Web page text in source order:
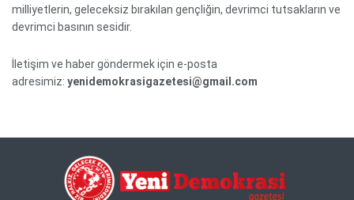
milliyetlerin, geleceksiz bırakılan gençliğin, devrimci tutsakların ve
devrimci basının sesidir.
İletişim ve haber göndermek için e-posta
adresimiz: yenidemokrasigazetesi@gmail.com